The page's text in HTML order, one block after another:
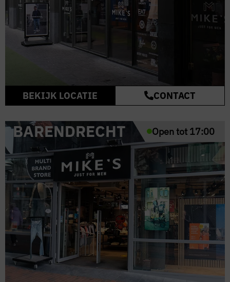
BEKIJK LOCATIE CONTACT
Open tot 17:00
BARENDRECHT